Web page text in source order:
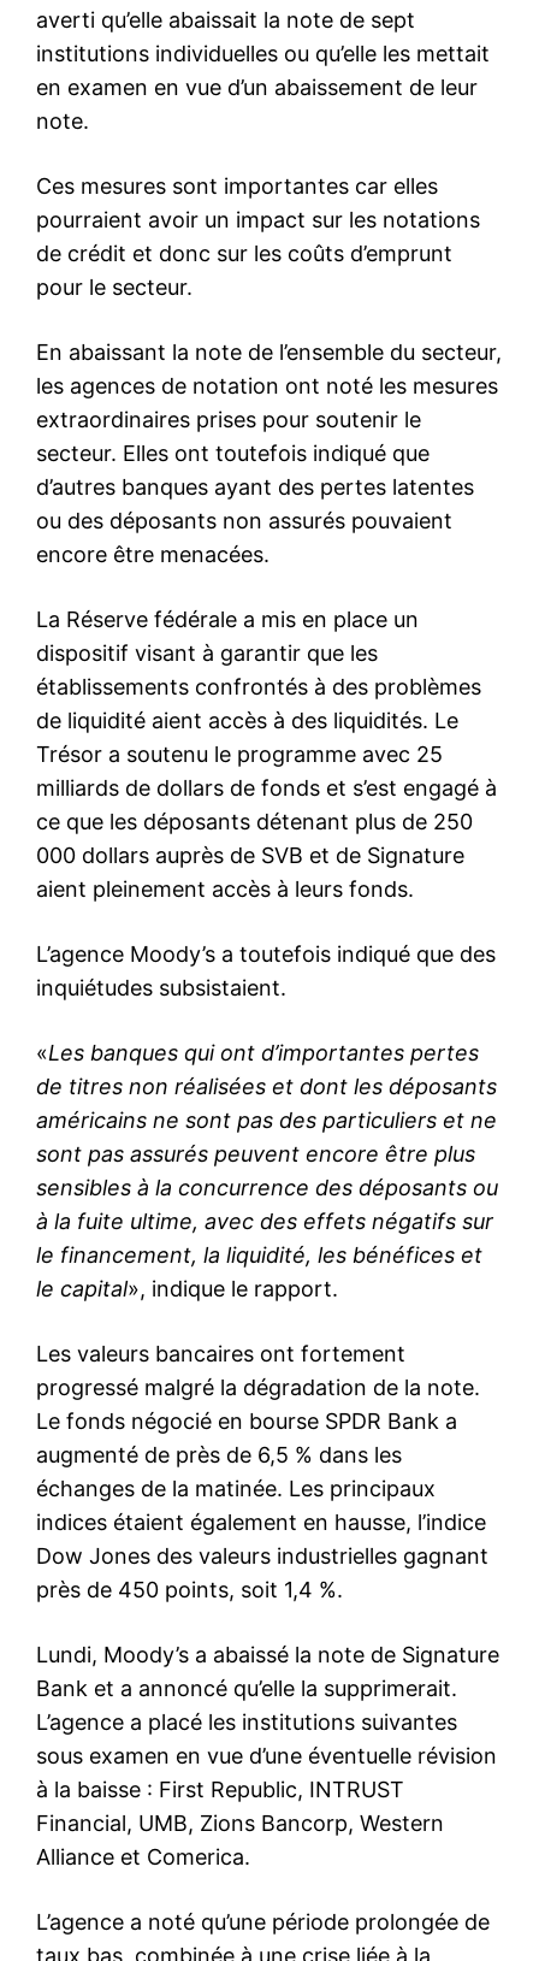
averti qu’elle abaissait la note de sept
institutions individuelles ou qu’elle les mettait
en examen en vue d’un abaissement de leur
note.
Ces mesures sont importantes car elles
pourraient avoir un impact sur les notations
de crédit et donc sur les coûts d’emprunt
pour le secteur.
En abaissant la note de l’ensemble du secteur,
les agences de notation ont noté les mesures
extraordinaires prises pour soutenir le
secteur. Elles ont toutefois indiqué que
d’autres banques ayant des pertes latentes
ou des déposants non assurés pouvaient
encore être menacées.
La Réserve fédérale a mis en place un
dispositif visant à garantir que les
établissements confrontés à des problèmes
de liquidité aient accès à des liquidités. Le
Trésor a soutenu le programme avec 25
milliards de dollars de fonds et s’est engagé à
ce que les déposants détenant plus de 250
000 dollars auprès de SVB et de Signature
aient pleinement accès à leurs fonds.
L’agence Moody’s a toutefois indiqué que des
inquiétudes subsistaient.
«Les banques qui ont d’importantes pertes
de titres non réalisées et dont les déposants
américains ne sont pas des particuliers et ne
sont pas assurés peuvent encore être plus
sensibles à la concurrence des déposants ou
à la fuite ultime, avec des effets négatifs sur
le financement, la liquidité, les bénéfices et
le capital», indique le rapport.
Les valeurs bancaires ont fortement
progressé malgré la dégradation de la note.
Le fonds négocié en bourse SPDR Bank a
augmenté de près de 6,5 % dans les
échanges de la matinée. Les principaux
indices étaient également en hausse, l’indice
Dow Jones des valeurs industrielles gagnant
près de 450 points, soit 1,4 %.
Lundi, Moody’s a abaissé la note de Signature
Bank et a annoncé qu’elle la supprimerait.
L’agence a placé les institutions suivantes
sous examen en vue d’une éventuelle révision
à la baisse : First Republic, INTRUST
Financial, UMB, Zions Bancorp, Western
Alliance et Comerica.
L’agence a noté qu’une période prolongée de
taux bas, combinée à une crise liée à la